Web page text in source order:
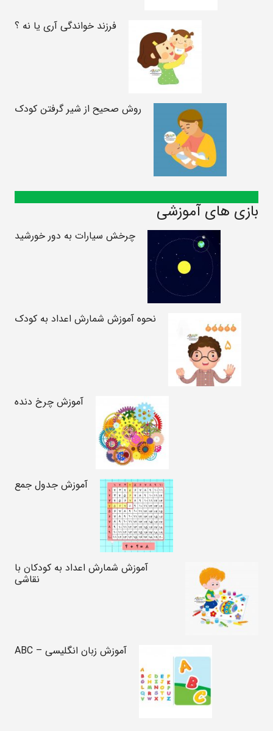
فرزند خواندگی آری یا نه ؟
روش صحیح از شیر گرفتن کودک
بازی های آموزشی
چرخش سیارات به دور خورشید
نحوه آموزش شمارش اعداد به کودک
آموزش چرخ دنده
آموزش جدول جمع
آموزش شمارش اعداد به کودکان با
نقاشی
آموزش زبان انگلیسی – ABC